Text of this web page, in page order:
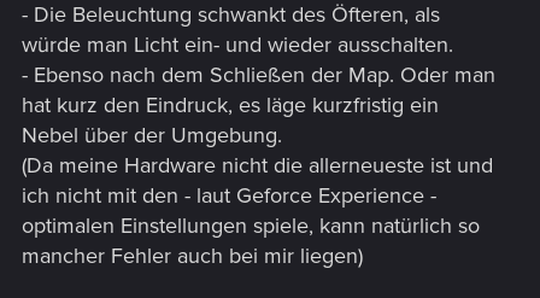
- Die Beleuchtung schwankt des Öfteren, als
würde man Licht ein- und wieder ausschalten.
- Ebenso nach dem Schließen der Map. Oder man
hat kurz den Eindruck, es läge kurzfristig ein
Nebel über der Umgebung.
(Da meine Hardware nicht die allerneueste ist und
ich nicht mit den - laut Geforce Experience -
optimalen Einstellungen spiele, kann natürlich so
mancher Fehler auch bei mir liegen)